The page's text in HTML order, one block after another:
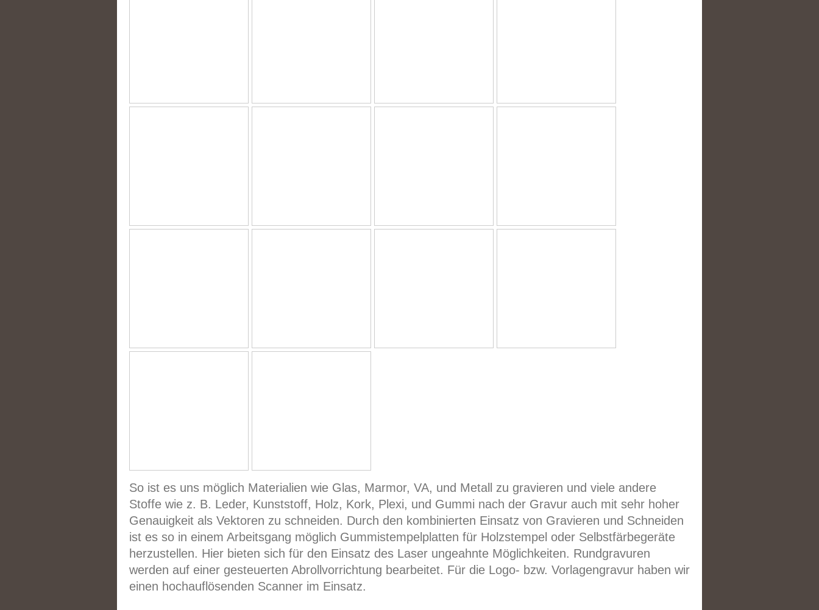
So ist es uns möglich Materialien wie Glas, Marmor, VA, und Metall zu gravieren und viele andere
Stoffe wie z. B. Leder, Kunststoff, Holz, Kork, Plexi, und Gummi nach der Gravur auch mit sehr hoher
Genauigkeit als Vektoren zu schneiden. Durch den kombinierten Einsatz von Gravieren und Schneiden
ist es so in einem Arbeitsgang möglich Gummistempelplatten für Holzstempel oder Selbstfärbegeräte
herzustellen. Hier bieten sich für den Einsatz des Laser ungeahnte Möglichkeiten. Rundgravuren
werden auf einer gesteuerten Abrollvorrichtung bearbeitet. Für die Logo- bzw. Vorlagengravur haben wir
einen hochauflösenden Scanner im Einsatz.